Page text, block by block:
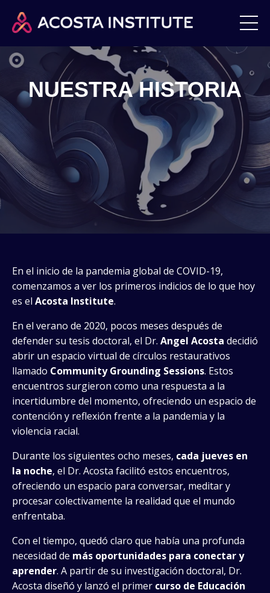
NUESTRA HISTORIA
En el inicio de la pandemia global de COVID-19,
comenzamos a ver los primeros indicios de lo que hoy
es el Acosta Institute.
En el verano de 2020, pocos meses después de
defender su tesis doctoral, el Dr. Angel Acosta decidió
abrir un espacio virtual de círculos restaurativos
llamado Community Grounding Sessions. Estos
encuentros surgieron como una respuesta a la
incertidumbre del momento, ofreciendo un espacio de
contención y reflexión frente a la pandemia y la
violencia racial.
Durante los siguientes ocho meses, cada jueves en
la noche, el Dr. Acosta facilitó estos encuentros,
ofreciendo un espacio para conversar, meditar y
procesar colectivamente la realidad que el mundo
enfrentaba.
Con el tiempo, quedó claro que había una profunda
necesidad de más oportunidades para conectar y
aprender. A partir de su investigación doctoral, Dr.
Acosta diseñó y lanzó el primer curso de Educación